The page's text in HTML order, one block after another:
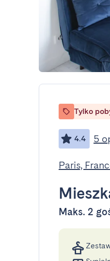
Tylko
4.4 5
Paris,
Maks. 2